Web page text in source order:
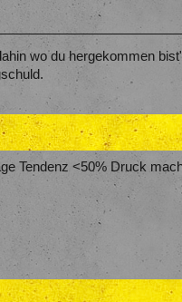
wo du hergekommen
Tendenz <50% Druck